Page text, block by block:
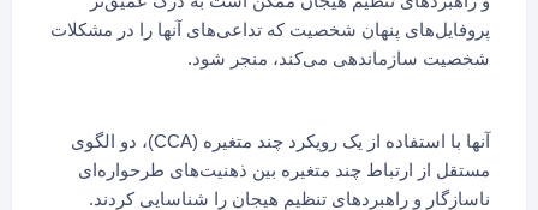
پروفایل‌های پنهان شخصیت که تداعی‌های آنها را در مشکلات
شخصیت سازماندهی می‌کند، منجر شود.
آنها با استفاده از یک رویکرد چند متغیره (CCA)، دو الگوی
مستقل از ارتباط چند متغیره بین ذهنیت‌های طرحواره‌ای
ناسازگار و راهبردهای تنظیم هیجان را شناسایی کردند.